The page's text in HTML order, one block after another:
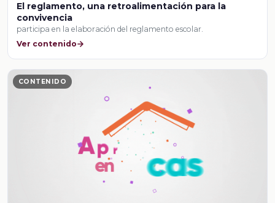
El reglamento, una retroalimentación para la
convivencia
participa en la elaboración del reglamento escolar.
Ver contenido
CONTENIDO